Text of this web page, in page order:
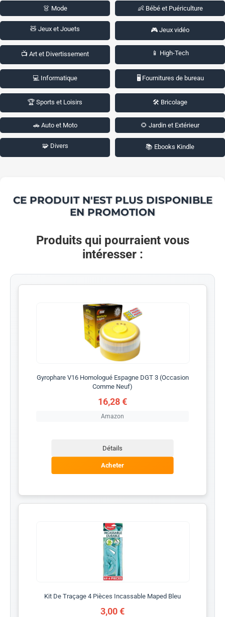
👗 Mode 👶 Bébé et Puériculture
🧸 Jeux et Jouets 🎮 Jeux vidéo
📺 Art et Divertissement 📱 High-Tech
💻 Informatique 🖥️ Fournitures de bureau
🏆 Sports et Loisirs 🛠️ Bricolage
🚗 Auto et Moto 🌻 Jardin et Extérieur
🧩 Divers 📚 Ebooks Kindle
CE PRODUIT N'EST PLUS DISPONIBLE
EN PROMOTION
Produits qui pourraient vous
intéresser :
Gyrophare V16 Homologué Espagne DGT 3 (Occasion
Comme Neuf)
16,28 €
Amazon
Détails
Acheter
Kit De Traçage 4 Pièces Incassable Maped Bleu
3,00 €